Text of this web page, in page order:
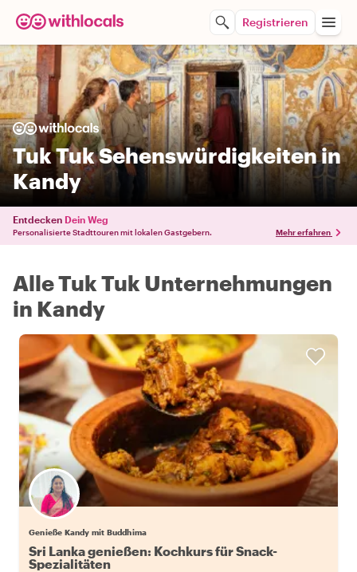
Registrieren
Tuk Tuk Sehenswürdigkeiten in
Kandy
Entdecken Dein Weg
Personalisierte Stadttouren mit lokalen Gastgebern. Mehr erfahren
Alle Tuk Tuk Unternehmungen
in Kandy
Genieße Kandy mit Buddhima
Sri Lanka genießen: Kochkurs für Snack-
Spezialitäten